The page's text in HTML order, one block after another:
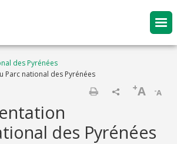
des Pyrénées
Parc national des Pyrénées
-A
+A
des Pyrénées